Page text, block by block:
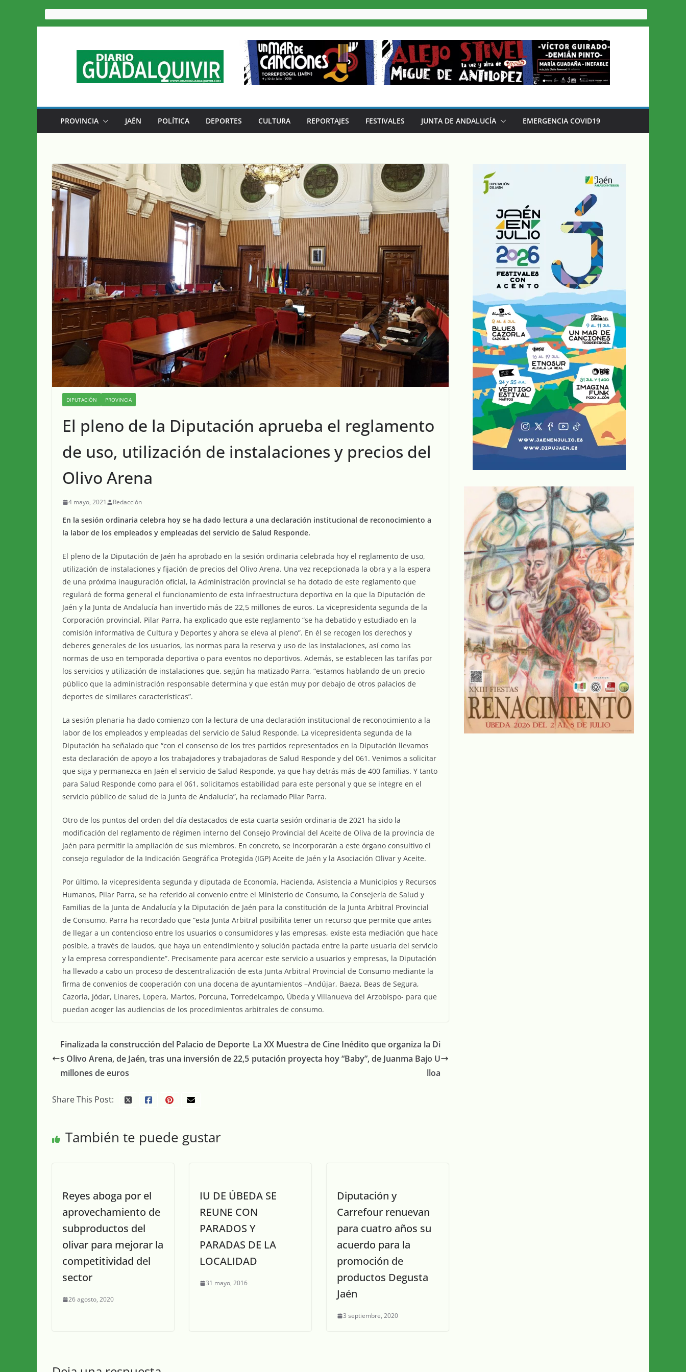
Saltar
al
PROVINCIA JAÉN POLÍTICA DEPORTES CULTURA REPORTAJES FESTIVALES JUNTA DE ANDALUCÍA EMERGENCIA COVID19
DIPUTACIÓN PROVINCIA
El pleno de la Diputación aprueba el reglamento
de uso, utilización de instalaciones y precios del
Olivo Arena
4 mayo, 2021 Redacción
En la sesión ordinaria celebra hoy se ha dado lectura a una declaración institucional de reconocimiento a
la labor de los empleados y empleadas del servicio de Salud Responde.
El pleno de la Diputación de Jaén ha aprobado en la sesión ordinaria celebrada hoy el reglamento de uso,
utilización de instalaciones y fijación de precios del Olivo Arena. Una vez recepcionada la obra y a la espera
de una próxima inauguración oficial, la Administración provincial se ha dotado de este reglamento que
regulará de forma general el funcionamiento de esta infraestructura deportiva en la que la Diputación de
Jaén y la Junta de Andalucía han invertido más de 22,5 millones de euros. La vicepresidenta segunda de la
Corporación provincial, Pilar Parra, ha explicado que este reglamento “se ha debatido y estudiado en la
comisión informativa de Cultura y Deportes y ahora se eleva al pleno”. En él se recogen los derechos y
deberes generales de los usuarios, las normas para la reserva y uso de las instalaciones, así como las
normas de uso en temporada deportiva o para eventos no deportivos. Además, se establecen las tarifas por
los servicios y utilización de instalaciones que, según ha matizado Parra, “estamos hablando de un precio
público que la administración responsable determina y que están muy por debajo de otros palacios de
deportes de similares características”.
La sesión plenaria ha dado comienzo con la lectura de una declaración institucional de reconocimiento a la
labor de los empleados y empleadas del servicio de Salud Responde. La vicepresidenta segunda de la
Diputación ha señalado que “con el consenso de los tres partidos representados en la Diputación llevamos
esta declaración de apoyo a los trabajadores y trabajadoras de Salud Responde y del 061. Venimos a solicitar
que siga y permanezca en Jaén el servicio de Salud Responde, ya que hay detrás más de 400 familias. Y tanto
para Salud Responde como para el 061, solicitamos estabilidad para este personal y que se integre en el
servicio público de salud de la Junta de Andalucía”, ha reclamado Pilar Parra.
Otro de los puntos del orden del día destacados de esta cuarta sesión ordinaria de 2021 ha sido la
modificación del reglamento de régimen interno del Consejo Provincial del Aceite de Oliva de la provincia de
Jaén para permitir la ampliación de sus miembros. En concreto, se incorporarán a este órgano consultivo el
consejo regulador de la Indicación Geográfica Protegida (IGP) Aceite de Jaén y la Asociación Olivar y Aceite.
Por último, la vicepresidenta segunda y diputada de Economía, Hacienda, Asistencia a Municipios y Recursos
Humanos, Pilar Parra, se ha referido al convenio entre el Ministerio de Consumo, la Consejería de Salud y
Familias de la Junta de Andalucía y la Diputación de Jaén para la constitución de la Junta Arbitral Provincial
de Consumo. Parra ha recordado que “esta Junta Arbitral posibilita tener un recurso que permite que antes
de llegar a un contencioso entre los usuarios o consumidores y las empresas, existe esta mediación que hace
posible, a través de laudos, que haya un entendimiento y solución pactada entre la parte usuaria del servicio
y la empresa correspondiente”. Precisamente para acercar este servicio a usuarios y empresas, la Diputación
ha llevado a cabo un proceso de descentralización de esta Junta Arbitral Provincial de Consumo mediante la
firma de convenios de cooperación con una docena de ayuntamientos –Andújar, Baeza, Beas de Segura,
Cazorla, Jódar, Linares, Lopera, Martos, Porcuna, Torredelcampo, Úbeda y Villanueva del Arzobispo- para que
puedan acoger las audiencias de los procedimientos arbitrales de consumo.
Finalizada la construcción del Palacio de Deporte
s Olivo Arena, de Jaén, tras una inversión de 22,5
millones de euros
La XX Muestra de Cine Inédito que organiza la Di
putación proyecta hoy “Baby”, de Juanma Bajo U
lloa
Share This Post:
También te puede gustar
Reyes aboga por el
aprovechamiento de
subproductos del
olivar para mejorar la
competitividad del
sector
26 agosto, 2020
IU DE ÚBEDA SE
REUNE CON
PARADOS Y
PARADAS DE LA
LOCALIDAD
31 mayo, 2016
Diputación y
Carrefour renuevan
para cuatro años su
acuerdo para la
promoción de
productos Degusta
Jaén
3 septiembre, 2020